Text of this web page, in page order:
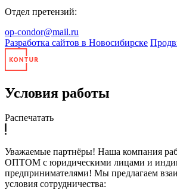
Отдел претензий:
op-condor@mail.ru
Разработка сайтов в Новосибирске
Условия работы
Распечатать
Уважаемые партнёры! Наша компания
ОПТОМ с юридическими лицами и
предпринимателями! Мы предлагаем
условия сотрудничества: